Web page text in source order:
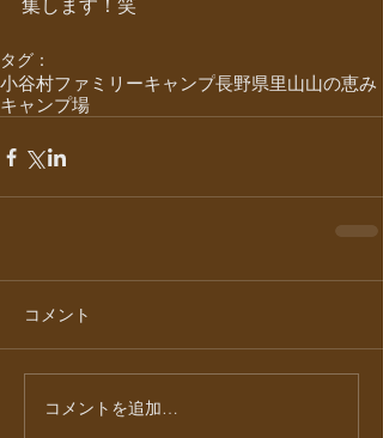
集します！笑
タグ：
小谷村ファミリーキャンプ長野県里山山の恵み
キャンプ場
コメント
コメントを追加…